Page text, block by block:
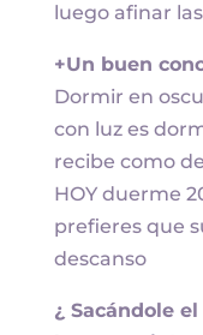
luego afinar
+Un buen
Dormir en
con luz es
recibe como
HOY duerme
prefieres que
descanso
¿ Sacándole